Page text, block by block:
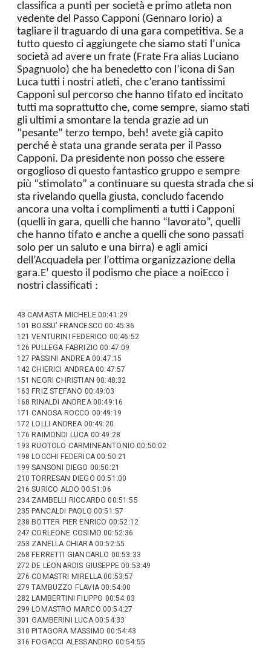
classifica a punti per società e primo atleta non
vedente del Passo Capponi (Gennaro Iorio) a
tagliare il traguardo di una gara competitiva. Se a
tutto questo ci aggiungete che siamo stati l’unica
società ad avere un frate (Frate Fra alias Luciano
Spagnuolo) che ha benedetto con l’icona di San
Luca tutti i nostri atleti, che c’erano tantissimi
Capponi sul percorso che hanno tifato ed incitato
tutti ma soprattutto che, come sempre, siamo stati
gli ultimi a smontare la tenda grazie ad un
“pesante” terzo tempo, beh! avete già capito
perché è stata una grande serata per il Passo
Capponi. Da presidente non posso che essere
orgoglioso di questo fantastico gruppo e sempre
più “stimolato” a continuare su questa strada che si
sta rivelando quella giusta, concludo facendo
ancora una volta i complimenti a tutti i Capponi
(quelli in gara, quelli che hanno “lavorato”, quelli
che hanno tifato e anche a quelli che sono passati
solo per un saluto e una birra) e agli amici
dell’Acquadela per l’ottima organizzazione della
gara.E’ questo il podismo che piace a noiEcco i
nostri classificati :
43 CAMASTA MICHELE 00:41:29
101 BOSSU’ FRANCESCO 00:45:36
121 VENTURINI FEDERICO 00:46:52
126 PULLEGA FABRIZIO 00:47:09
127 PASSINI ANDREA 00:47:15
142 CHIERICI ANDREA 00:47:57
151 NEGRI CHRISTIAN 00:48:32
163 FRIZ STEFANO 00:49:03
168 RINALDI ANDREA 00:49:16
171 CANOSA ROCCO 00:49:19
172 LOLLI ANDREA 00:49:20
176 RAIMONDI LUCA 00:49:28
193 RUOTOLO CARMINEANTONIO 00:50:02
198 LOCCHI FEDERICA 00:50:21
199 SANSONI DIEGO 00:50:21
210 TORRESAN DIEGO 00:51:00
216 SURICO ALDO 00:51:06
234 ZAMBELLI RICCARDO 00:51:55
235 PANCALDI PAOLO 00:51:57
238 BOTTER PIER ENRICO 00:52:12
247 CORLEONE COSIMO 00:52:36
253 ZANELLA CHIARA 00:52:55
268 FERRETTI GIANCARLO 00:53:33
272 DE LEONARDIS GIUSEPPE 00:53:49
276 COMASTRI MIRELLA 00:53:57
279 TAMBUZZO FLAVIA 00:54:00
282 LAMBERTINI FILIPPO 00:54:03
299 LOMASTRO MARCO 00:54:27
301 GAMBERINI LUCA 00:54:33
310 PITAGORA MASSIMO 00:54:43
316 FOGACCI ALESSANDRO 00:54:55